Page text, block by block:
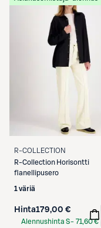
R-COLLECTION
R-Collection Horisontti
flanellipusero
1 väriä
Hinta179,00 €
Alennushinta S- 71,60 €